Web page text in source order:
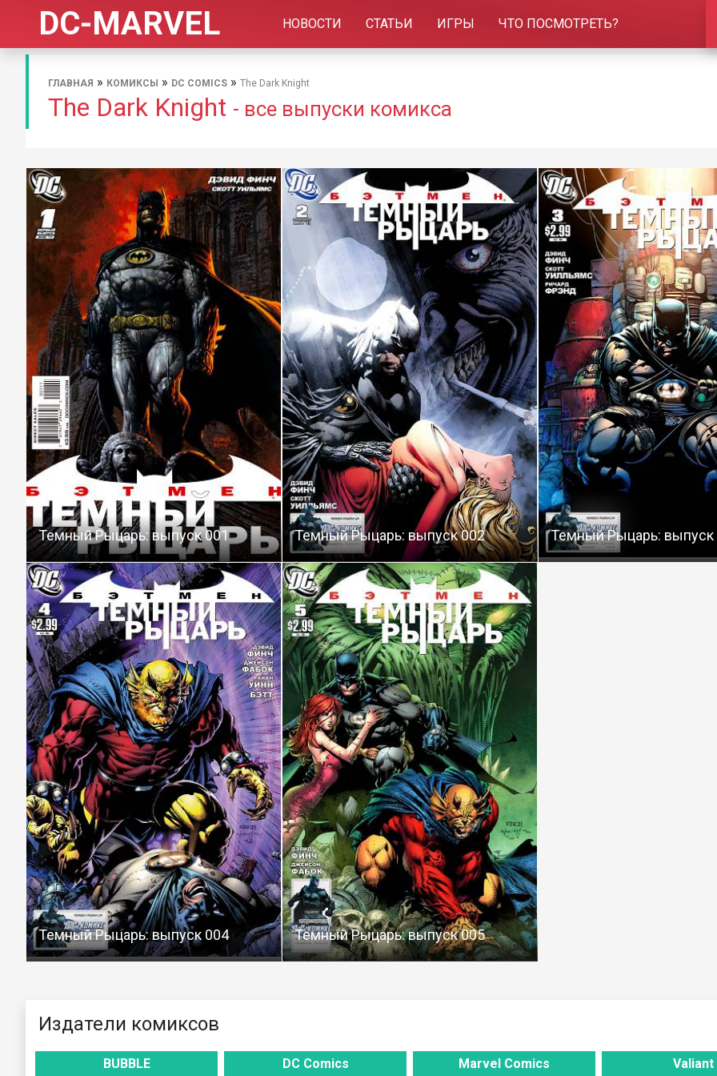
DC-MARVEL НОВОСТИ СТАТЬИ ИГРЫ ЧТО ПОСМОТРЕТЬ?
ГЛАВНАЯ » КОМИКСЫ » DC COMICS » The Dark Knight
The Dark Knight - все выпуски комикса
Темный Рыцарь: выпуск 001 Темный Рыцарь: выпуск 002 Темный Рыцарь: выпуск
Темный Рыцарь: выпуск 004 Темный Рыцарь: выпуск 005
Издатели комиксов
BUBBLE DC Comics Marvel Comics Valiant